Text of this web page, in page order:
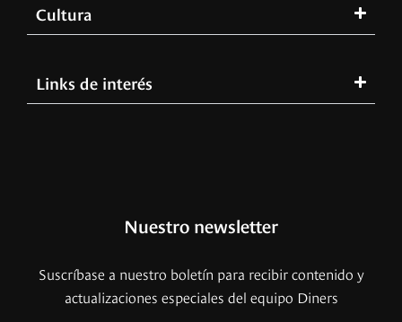
Cultura
Links de interés
Nuestro newsletter
Suscríbase a nuestro boletín para recibir contenido y
actualizaciones especiales del equipo Diners